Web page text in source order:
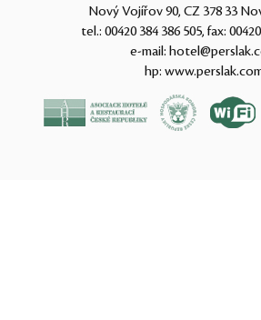
Nový Vojířov 90, CZ 378 33
tel.: 00420 384 386 505, fax:
e-mail:
hp: